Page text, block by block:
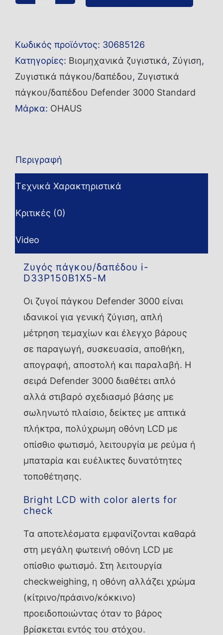
i-
D33P150B1X5-
M
ποσότητα
Κωδικός προϊόντος: 30685126
Κατηγορίες: Βιομηχανικά ζυγιστικά, Ζύγιση,
Ζυγιστικά πάγκου/δαπέδου, Ζυγιστικά
πάγκου/δαπέδου Defender 3000 Standard
Μάρκα: OHAUS
Περιγραφή
Τεχνικά Χαρακτηριστικά
Κριτικές (0)
Video
Ζυγός πάγκου/δαπέδου i-
D33P150B1X5-M
Οι ζυγοί πάγκου Defender 3000 είναι
ιδανικοί για γενική ζύγιση, απλή
μέτρηση τεμαχίων και έλεγχο βάρους
σε παραγωγή, συσκευασία, αποθήκη,
απογραφή, αποστολή και παραλαβή. Η
σειρά Defender 3000 διαθέτει απλό
αλλά στιβαρό σχεδιασμό βάσης με
σωληνωτό πλαίσιο, δείκτες με απτικά
πλήκτρα, πολύχρωμη οθόνη LCD με
οπίσθιο φωτισμό, λειτουργία με ρεύμα ή
μπαταρία και ευέλικτες δυνατότητες
τοποθέτησης.
Bright LCD with color alerts for
check
Τα αποτελέσματα εμφανίζονται καθαρά
στη μεγάλη φωτεινή οθόνη LCD με
οπίσθιο φωτισμό. Στη λειτουργία
checkweighing, η οθόνη αλλάζει χρώμα
(κίτρινο/πράσινο/κόκκινο)
προειδοποιώντας όταν το βάρος
βρίσκεται εντός του στόχου.